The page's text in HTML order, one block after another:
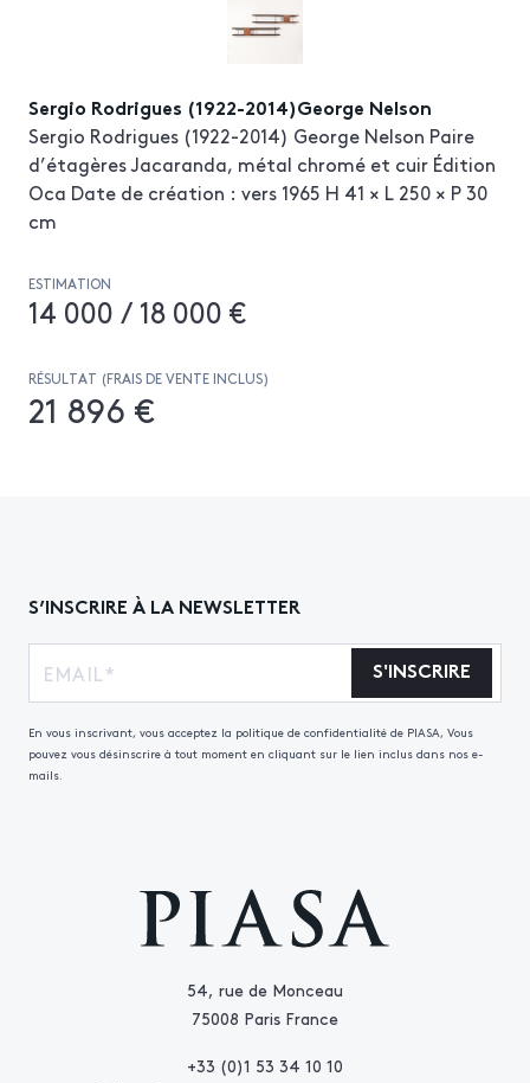
Sergio Rodrigues (1922-2014)George Nelson
Sergio Rodrigues (1922-2014) George Nelson Paire
d’étagères Jacaranda, métal chromé et cuir Édition
Oca Date de création : vers 1965 H 41 × L 250 × P 30
cm
ESTIMATION
14 000 / 18 000 €
RÉSULTAT (FRAIS DE VENTE INCLUS)
21 896 €
54, rue de Monceau
75008 Paris France
+33 (0)1 53 34 10 10
S’INSCRIRE À LA NEWSLETTER
S'INSCRIRE
En vous inscrivant, vous acceptez la politique de confidentialité de PIASA, Vous
pouvez vous désinscrire à tout moment en cliquant sur le lien inclus dans nos e-
mails.